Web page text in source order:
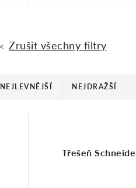
Zrušit všechny filtry
NEJLEVNĚJŠÍ NEJDRAŽŠÍ
Třešeň